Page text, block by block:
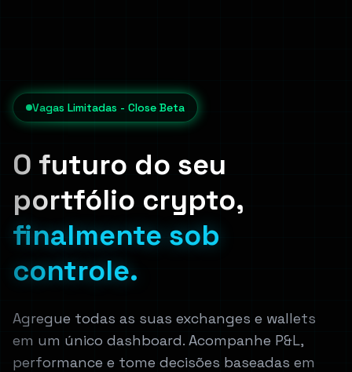
Vagas Limitadas - Close Beta
O futuro do seu
portfólio crypto,
finalmente sob
controle.
Agregue todas as suas exchanges e wallets
em um único dashboard. Acompanhe P&L,
performance e tome decisões baseadas em